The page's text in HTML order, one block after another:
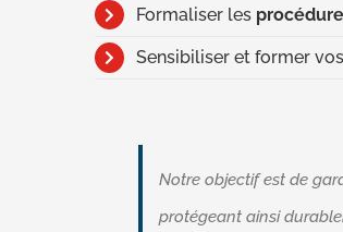
Formaliser les
Sensibiliser et former
Notre objectif est de
protégeant ainsi